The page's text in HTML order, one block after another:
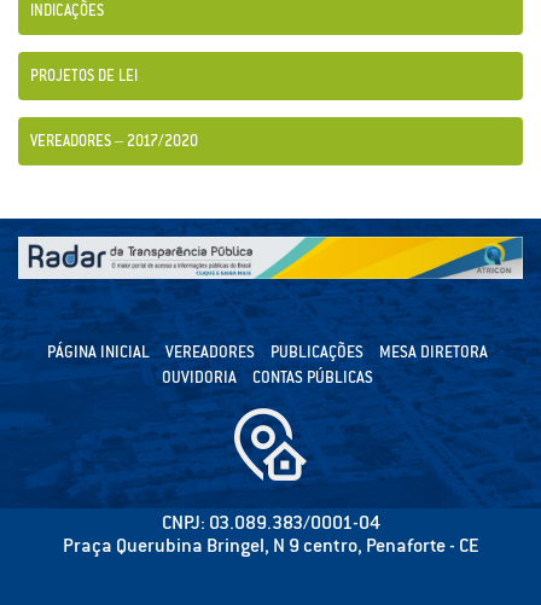
INDICAÇÕES
PROJETOS DE LEI
VEREADORES – 2017/2020
PÁGINA INICIAL VEREADORES PUBLICAÇÕES
MESA DIRETORA
OUVIDORIA
CONTAS PÚBLICAS
CNPJ: 03.089.383/0001-04
Praça Querubina Bringel, N 9 centro, Penaforte - CE